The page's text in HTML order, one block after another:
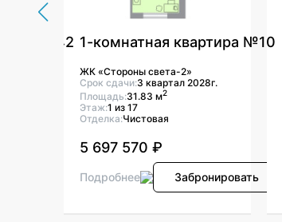
№42 1-комнатная квартира №10
ЖК «Стороны света-2»
Срок сдачи:3 квартал 2028г.
Площадь:31.83 м2
Этаж:1 из 17
Отделка:Чистовая
5 697 570 ₽
Подробнее Забронировать